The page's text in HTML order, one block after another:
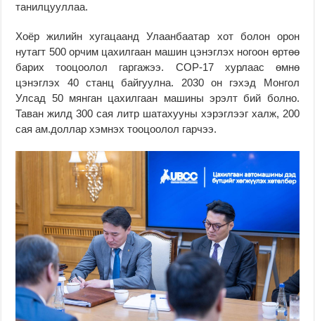
танилцууллаа.
Хоёр жилийн хугацаанд Улаанбаатар хот болон орон
нутагт 500 орчим цахилгаан машин цэнэглэх ногоон өртөө
барих тооцоолол гаргажээ. COP-17 хурлаас өмнө
цэнэглэх 40 станц байгуулна. 2030 он гэхэд Монгол
Улсад 50 мянган цахилгаан машины эрэлт бий болно.
Таван жилд 300 сая литр шатахууны хэрэглээг халж, 200
сая ам.доллар хэмнэх тооцоолол гарчээ.